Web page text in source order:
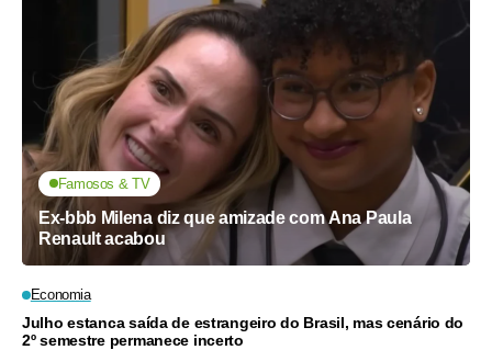
Famosos & TV
Ex-bbb Milena diz que amizade com Ana Paula
Renault acabou
Economia
Julho estanca saída de estrangeiro do Brasil, mas cenário do
2º semestre permanece incerto